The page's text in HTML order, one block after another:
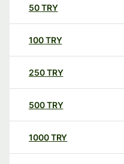
50TRY
100TRY
250TRY
500TRY
1000TRY